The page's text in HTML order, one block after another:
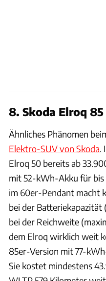
8. Skoda Elroq 85
Ähnliches Phänomen
Elektro-SUV von Skoda.
Elroq 50 bereits ab
mit 52-kWh-Akku für bis
im 60er-Pendant macht
bei der Batteriekapazität
bei der Reichweite
dem Elroq wirklich weit
85er-Version mit 77-
Sie kostet mindestens